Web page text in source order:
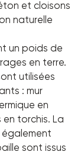
et cloisons
naturelle
un poids de
en terre.
utilisées
: mur
en
torchis. La
sont issus